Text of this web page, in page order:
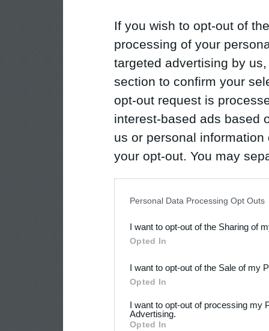
If you wish to opt-out of
processing of your
targeted advertising by
section to confirm your
opt-out request is
interest-based ads based
us or personal
your opt-out. You may
Downstream Participants
third parties.
Personal Data Processing Opt Outs
I want to opt-out of the Sharing of
Opted In
I want to opt-out of the Sale of my
Opted In
I want to opt-out of processing my
Advertising.
Opted In